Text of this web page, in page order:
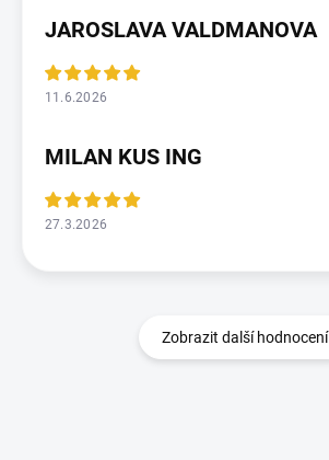
JAROSLAVA VALDMANOVA
11.6.2026
MILAN KUS ING
27.3.2026
Zobrazit další hodnocení